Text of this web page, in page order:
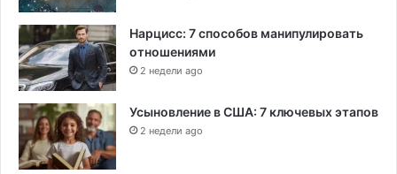
Нарцисс: 7 способов манипулировать
отношениями
2 недели ago
Усыновление в США: 7 ключевых этапов
2 недели ago